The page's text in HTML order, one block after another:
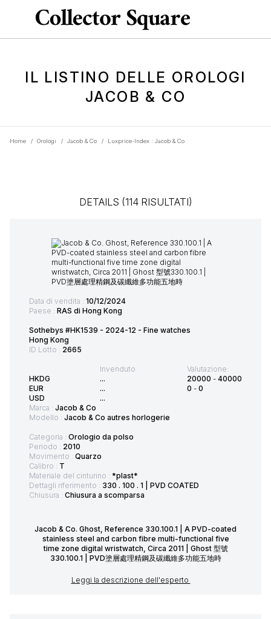
IL LISTINO DELLE OROLOGI
JACOB & CO
Home / Orologi / Jacob & Co / Luxprice-Index : Jacob & Co
DETAILS (114 RISULTATI)
Data di vendita : 10/12/2024
Paese : RAS di Hong Kong
Sothebys #HK1539 - 2024-12 - Fine watches
Hong Kong
ID Lotto : 2665
HKDG
EUR
USD
Invenduto
...
...
...
Valutazione:
20000 - 40000
0 - 0
Marca : Jacob & Co
Modello : Jacob & Co autres horlogerie
Categoria : Orologio da polso
Periodo : 2010
Movimento : Quarzo
Calibro : T
Materiale del cinturino : *plast*
Dettagli riferimento : 330 . 100 . 1 | PVD COATED
Chiusura : Chiusura a scomparsa
Jacob & Co. Ghost, Reference 330.100.1 | A PVD-coated
stainless steel and carbon fibre multi-functional five
time zone digital wristwatch, Circa 2011 | Ghost 型號
330.100.1 | PVD塗層處理精鋼及碳纖維多功能五地時
Leggi la descrizione dell'esperto